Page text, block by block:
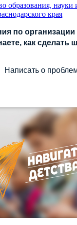
образования,
края
по организации
как сделать
Написать о